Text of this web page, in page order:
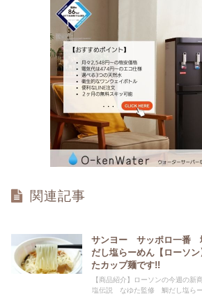
関連記事
サンヨー サッポロ一番
だし塩らーめん【ローソ
たカップ麺です!!
【商品紹介】ローソンの今週の
塩伝説 なゆた監修 鯛だし塩らー